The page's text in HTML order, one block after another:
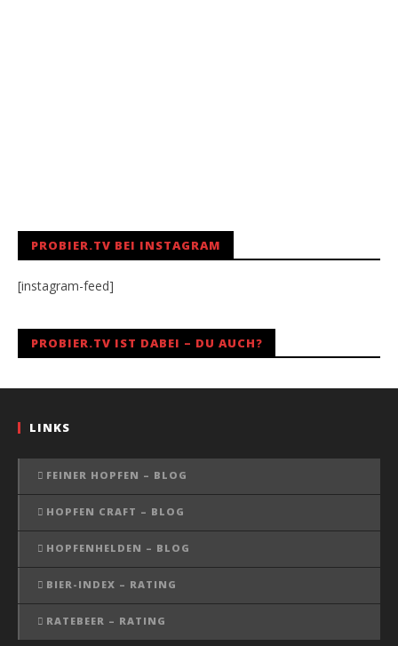
PROBIER.TV BEI INSTAGRAM
[instagram-feed]
PROBIER.TV IST DABEI – DU AUCH?
LINKS
FEINER HOPFEN – BLOG
HOPFEN CRAFT – BLOG
HOPFENHELDEN – BLOG
BIER-INDEX – RATING
RATEBEER – RATING